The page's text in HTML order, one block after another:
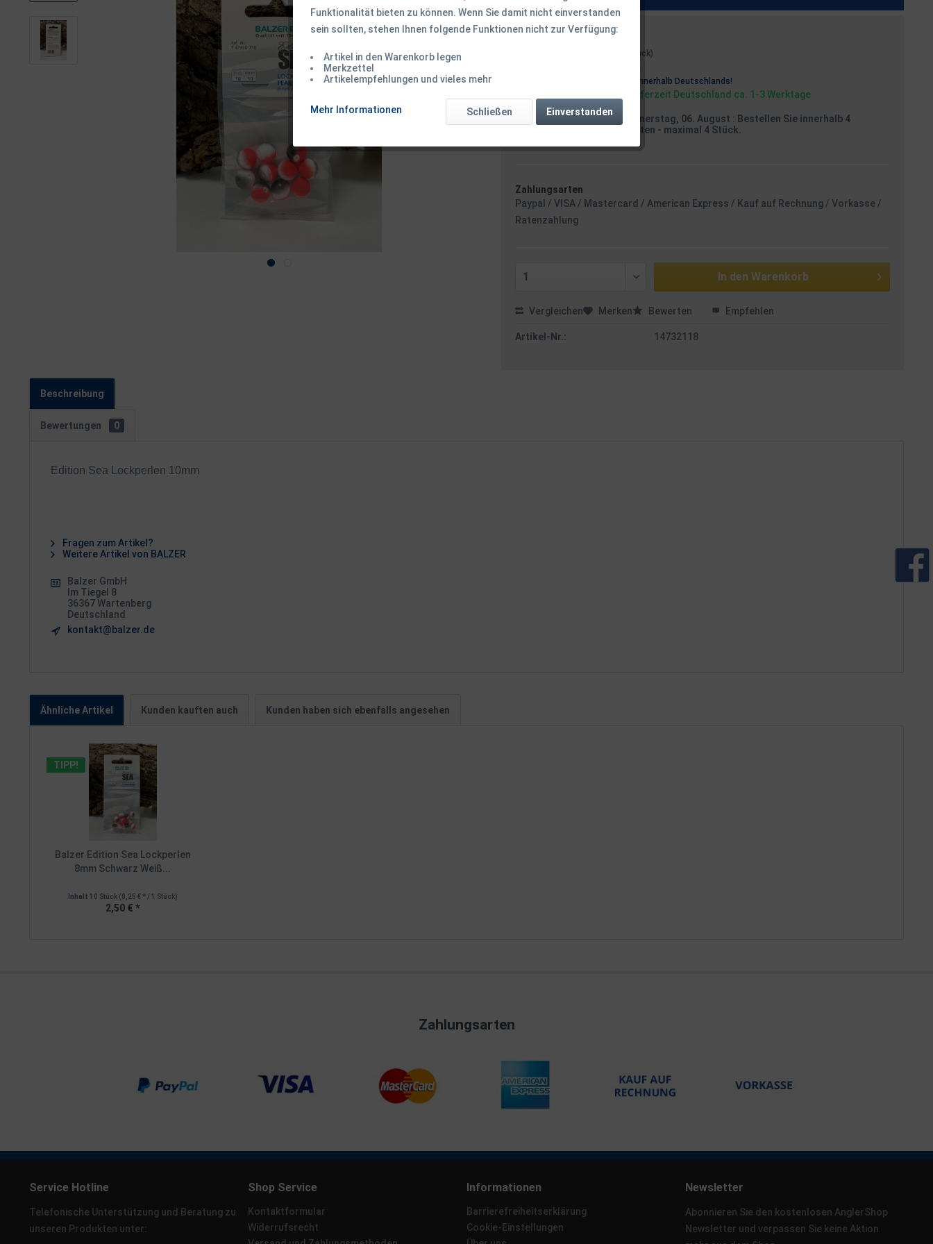
2,50 € *
10 Stück (0,25 € * / 1 Stück)
innerhalb Deutschlands!
Sofort versandfertig, Lieferzeit Deutschland ca. 1-3 Werktage
Versand am Donnerstag, 06. August : Bestellen Sie innerhalb 4
Stunden 51 Minuten - maximal 4 Stück.
Zahlungsarten
Paypal / VISA / Mastercard / American Express / Kauf auf Rechnung / Vorkasse /
Ratenzahlung
In den Warenkorb
Vergleichen Merken Bewerten Empfehlen
Artikel-Nr.: 14732118
Beschreibung
Bewertungen 0
Edition Sea Lockperlen 10mm
Fragen zum Artikel?
Weitere Artikel von BALZER
Balzer GmbH
Im Tiegel 8
36367 Wartenberg
Deutschland
kontakt@balzer.de
Ähnliche Artikel Kunden kauften auch Kunden haben sich ebenfalls angesehen
TIPP!
Balzer Edition Sea Lockperlen
8mm Schwarz Weiß...
Inhalt 10 Stück (0,25 € * / 1 Stück)
2,50 € *
Zahlungsarten
Service Hotline
Telefonische Unterstützung und Beratung zu
unseren Produkten unter:
Shop Service
Kontaktformular
Widerrufsrecht
Informationen
Barrierefreiheitserklärung
Cookie-Einstellungen
Newsletter
Abonnieren Sie den kostenlosen AnglerShop
Newsletter und verpassen Sie keine Aktion
Funktionalität bieten zu können. Wenn Sie damit nicht einverstanden
sein sollten, stehen Ihnen folgende Funktionen nicht zur Verfügung:
Artikel in den Warenkorb legen
Merkzettel
Artikelempfehlungen und vieles mehr
Mehr Informationen Einverstanden
Schließen